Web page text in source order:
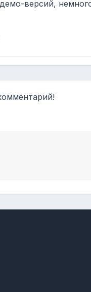
версий,